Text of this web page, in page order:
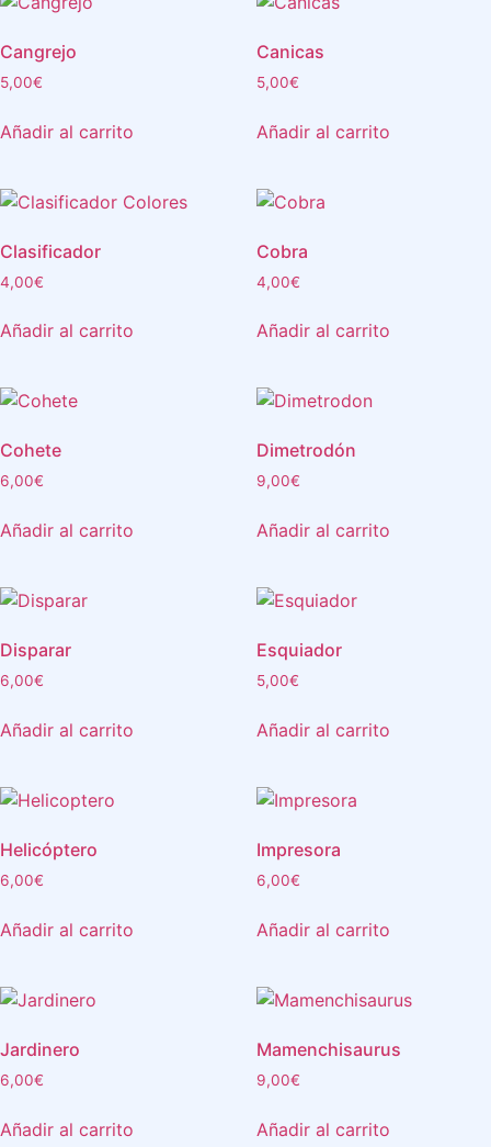
Cangrejo
5,00€
Añadir al carrito
Canicas
5,00€
Añadir al carrito
Clasificador
4,00€
Añadir al carrito
Cobra
4,00€
Añadir al carrito
Cohete
6,00€
Añadir al carrito
Dimetrodón
9,00€
Añadir al carrito
Disparar
6,00€
Añadir al carrito
Esquiador
5,00€
Añadir al carrito
Helicóptero
6,00€
Añadir al carrito
Impresora
6,00€
Añadir al carrito
Jardinero
6,00€
Añadir al carrito
Mamenchisaurus
9,00€
Añadir al carrito